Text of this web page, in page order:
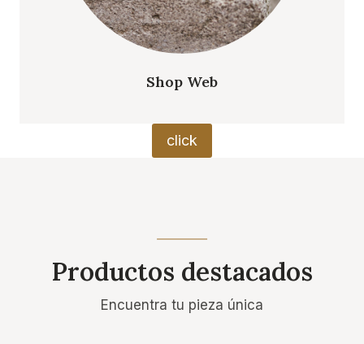
Shop Web
click
Productos destacados
Encuentra tu pieza única